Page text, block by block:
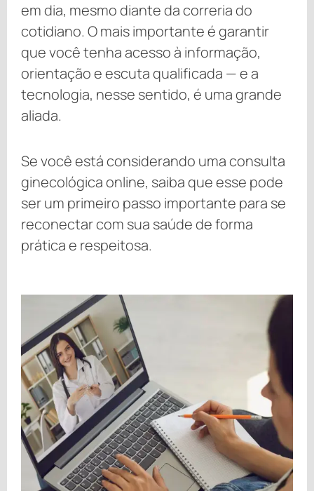
em dia, mesmo diante da correria do
cotidiano. O mais importante é garantir
que você tenha acesso à informação,
orientação e escuta qualificada — e a
tecnologia, nesse sentido, é uma grande
aliada.
Se você está considerando uma consulta
ginecológica online, saiba que esse pode
ser um primeiro passo importante para se
reconectar com sua saúde de forma
prática e respeitosa.